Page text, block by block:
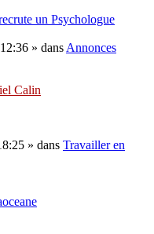
un Psychologue
» dans Annonces
Calin
» dans Travailler en